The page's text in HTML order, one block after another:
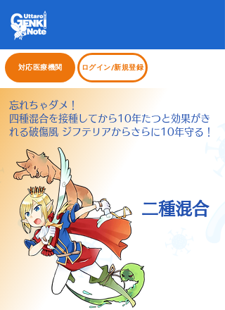
対応医療機関 ログイン/新規登録
忘れちゃダメ！
四種混合を接種してから10年たつと効果がき
れる破傷風 ジフテリアからさらに10年守る！
二種混合